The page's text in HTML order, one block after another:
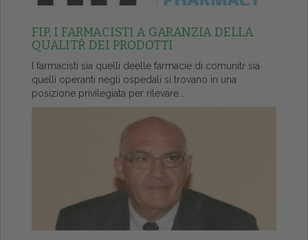
FIP, I FARMACISTI A GARANZIA DELLA
QUALITŔ DEI PRODOTTI
I farmacisti sia quelli deelle farmacie di comunitŕ sia
quelli operanti negli ospedali si trovano in una
posizione privilegiata per rilevare...